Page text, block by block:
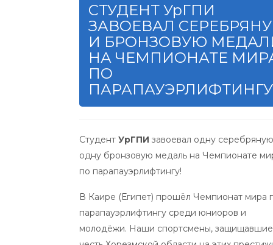
СТУДЕНТ УрГПИ
ЗАВОЕВАЛ
И БРОНЗОВУЮ
НА ЧЕМПИОНАТЕ
ПО
Студент УрГПИ завоевал одну
одну бронзовую медаль на Чемпионате
по парапауэрлифтингу!
В Каире (Египет) прошёл Чемпионат мира
парапауэрлифтингу среди юниоров и
молодёжи. Наши спортсмены, защищавшие